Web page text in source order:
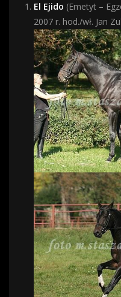
El Ejido (Emetyt –
2007 r. hod./wł. Jan